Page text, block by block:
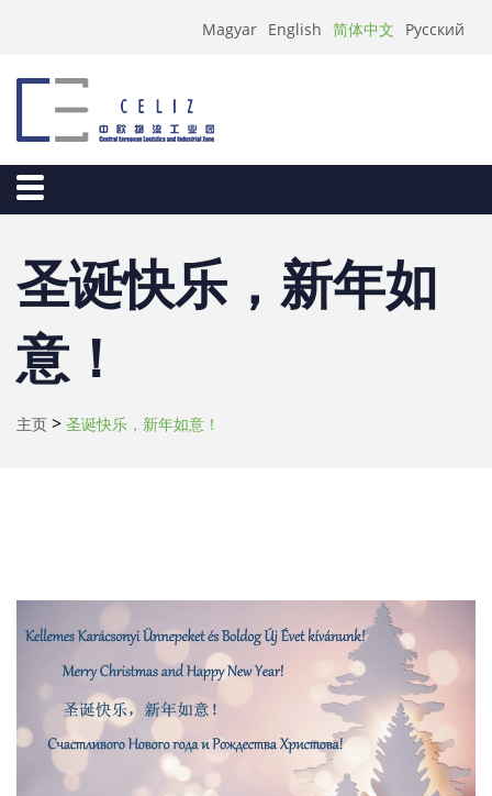
Magyar English 简体中文 Русский
圣诞快乐，新年如
意！
主页 > 圣诞快乐，新年如意！